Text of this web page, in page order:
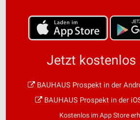
Jetzt kostenlos
BAUHAUS Prospekt in der
BAUHAUS Prospekt in der
Kostenlos im App Store